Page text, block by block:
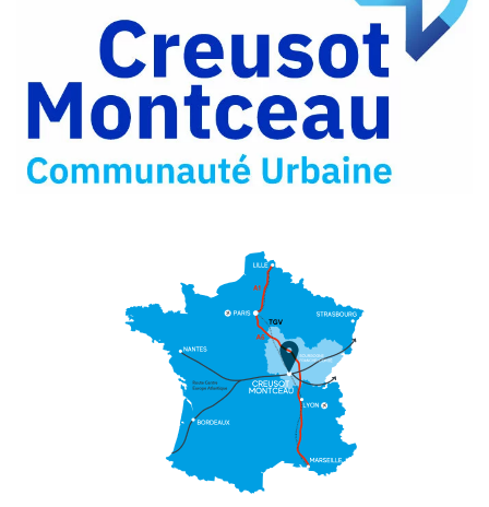
Facebook
Partager
Twitter
Partager
par
e-
mail